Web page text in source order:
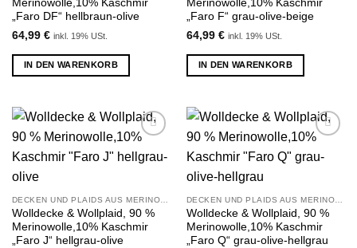
Merinowolle,10% Kaschmir
„Faro DF“ hellbraun-olive
64,99 € inkl. 19% USt.
IN DEN WARENKORB
Merinowolle,10% Kaschmir
„Faro F“ grau-olive-beige
64,99 € inkl. 19% USt.
IN DEN WARENKORB
Wunschliste
Wolldecke & Wollplaid, 90 %
Merinowolle,10% Kaschmir
„Faro J“ hellgrau-olive
Wunschliste
Wolldecke & Wollplaid, 90 %
Merinowolle,10% Kaschmir
„Faro Q“ grau-olive-hellgrau